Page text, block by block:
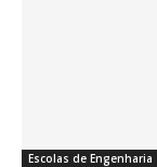
Escolas de Engenharia